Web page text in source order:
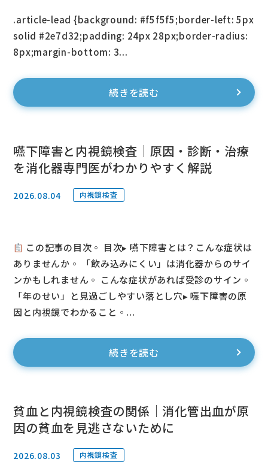
.article-lead {background: #f5f5f5;border-left: 5px
solid #2e7d32;padding: 24px 28px;border-radius:
8px;margin-bottom: 3...
続きを読む
嚥下障害と内視鏡検査｜原因・診断・治療
を消化器専門医がわかりやすく解説
2026.08.04 内視鏡検査
この記事の目次◦ 目次▸ 嚥下障害とは？こんな症状は
ありませんか◦ 「飲み込みにくい」は消化器からのサイ
ンかもしれません◦ こんな症状があれば受診のサイン◦
「年のせい」と見過ごしやすい落とし穴▸ 嚥下障害の原
因と内視鏡でわかること◦...
続きを読む
貧血と内視鏡検査の関係｜消化管出血が原
因の貧血を見逃さないために
2026.08.03 内視鏡検査